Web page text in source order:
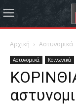
Αρχική Αστυνομικά
Αστυνομικά Κοινωνικά